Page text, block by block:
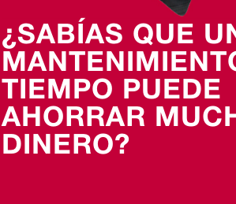
¿SABÍAS QUE
TIEMPO PUEDE
AHORRAR
DINERO?